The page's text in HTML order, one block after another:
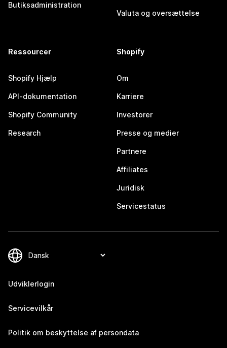
Butiksadministration
Valuta og oversættelse
Ressourcer
Shopify Hjælp
API-dokumentation
Shopify Community
Research
Shopify
Om
Karriere
Investorer
Presse og medier
Partnere
Affiliates
Juridisk
Servicestatus
Udviklerlogin
Servicevilkår
Politik om beskyttelse af persondata